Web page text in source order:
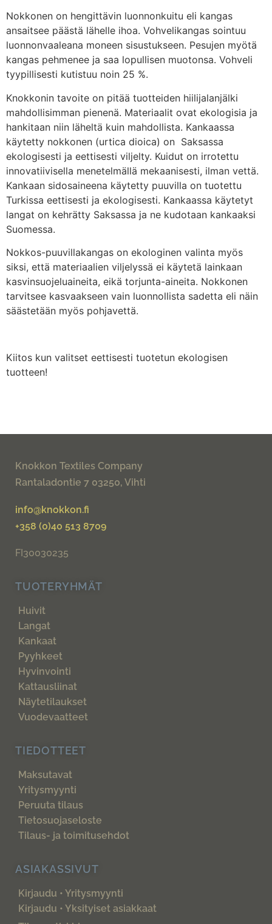
Nokkonen on hengittävin luonnonkuitu eli kangas
ansaitsee päästä lähelle ihoa. Vohvelikangas sointuu
luonnonvaaleana moneen sisustukseen. Pesujen myötä
kangas pehmenee ja saa lopullisen muotonsa. Vohveli
tyypillisesti kutistuu noin 25 %.
Knokkonin tavoite on pitää tuotteiden hiilijalanjälki
mahdollisimman pienenä. Materiaalit ovat ekologisia ja
hankitaan niin läheltä kuin mahdollista. Kankaassa
käytetty nokkonen (urtica dioica) on Saksassa
ekologisesti ja eettisesti viljelty. Kuidut on irrotettu
innovatiivisella menetelmällä mekaanisesti, ilman vettä.
Kankaan sidosaineena käytetty puuvilla on tuotettu
Turkissa eettisesti ja ekologisesti. Kankaassa käytetyt
langat on kehrätty Saksassa ja ne kudotaan kankaaksi
Suomessa.
Nokkos-puuvillakangas on ekologinen valinta myös
siksi, että materiaalien viljelyssä ei käytetä lainkaan
kasvinsuojeluaineita, eikä torjunta-aineita. Nokkonen
tarvitsee kasvaakseen vain luonnollista sadetta eli näin
säästetään myös pohjavettä.
Kiitos kun valitset eettisesti tuotetun ekologisen
tuotteen!
Knokkon Textiles Company
Rantaladontie 7 03250, Vihti
info@knokkon.fi
+358 (0)40 513 8709
FI30030235
TUOTERYHMÄT
Huivit
Langat
Kankaat
Pyyhkeet
Hyvinvointi
Kattausliinat
Näytetilaukset
Vuodevaatteet
TIEDOTTEET
Maksutavat
Yritysmyynti
Peruuta tilaus
Tietosuojaseloste
Tilaus- ja toimitusehdot
ASIAKASSIVUT
Kirjaudu • Yritysmyynti
Kirjaudu • Yksityiset asiakkaat